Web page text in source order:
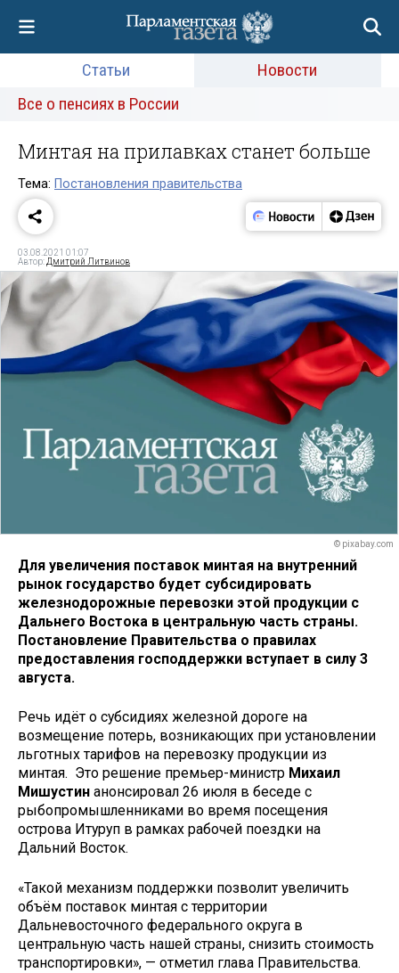
Статьи
Новости
Все о пенсиях в России
Минтая на прилавках станет больше
Тема: Постановления правительства
03.08.2021 01:07
Автор: Дмитрий Литвинов
© pixabay.com
Для увеличения поставок минтая на внутренний
рынок государство будет субсидировать
железнодорожные перевозки этой продукции с
Дальнего Востока в центральную часть страны.
Постановление Правительства о правилах
предоставления господдержки вступает в силу 3
августа.
Речь идёт о субсидиях железной дороге на
возмещение потерь, возникающих при установлении
льготных тарифов на перевозку продукции из
минтая. Это решение премьер-министр Михаил
Мишустин анонсировал 26 июля в беседе с
рыбопромышленниками во время посещения
острова Итуруп в рамках рабочей поездки на
Дальний Восток.
«Такой механизм поддержки позволит увеличить
объём поставок минтая с территории
Дальневосточного федерального округа в
центральную часть нашей страны, снизить стоимость
транспортировки», — отметил глава Правительства.